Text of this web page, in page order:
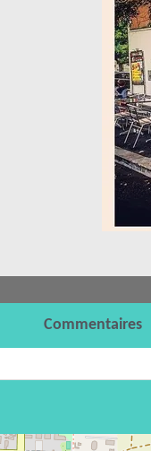
Commentaires